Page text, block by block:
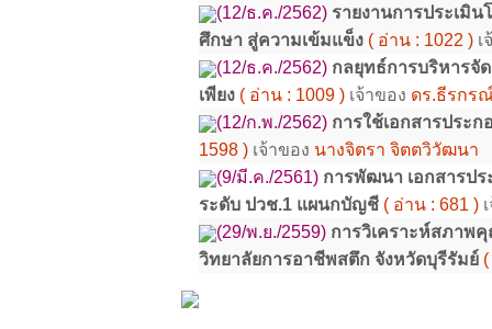
(12/ธ.ค./2562) รายงานการประเมิ
ศึกษา สู่ความเข้มแข็ง ( อ่าน : 1022 ) เ
(12/ธ.ค./2562) กลยุทธ์การบริหารจั
เพียง ( อ่าน : 1009 ) เจ้าของ ดร.ธีรกร
(12/ก.พ./2562) การใช้เอกสารประ
1598 ) เจ้าของ นางจิตรา จิตตวิวัฒนา
(9/มี.ค./2561) การพัฒนา เอกสารป
ระดับ ปวช.1 แผนกบัญชี ( อ่าน : 681 )
(29/พ.ย./2559) การวิเคราะห์สภาพ
วิทยาลัยการอาชีพสตึก จังหวัดบุรีรัมย์